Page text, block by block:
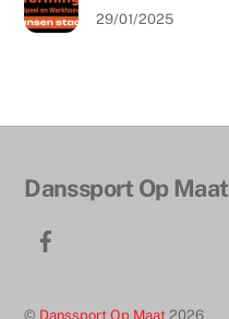
29/01/2025
Danssport Op Maat
© Danssport Op Maat 2026